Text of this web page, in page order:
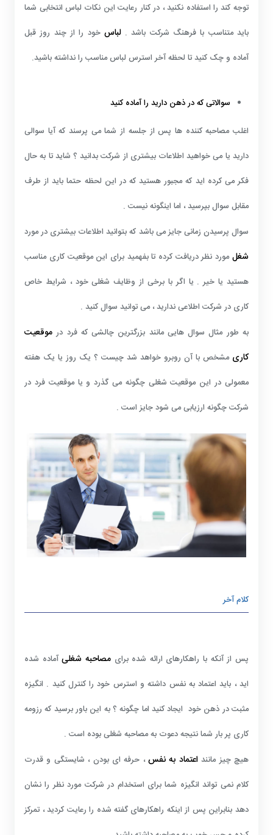
توجه کند را استفاده نکنید ، در کنار رعایت این نکات لباس انتخابی شما
باید متناسب با فرهنگ شرکت باشد .لباسخود را از چند روز قبل
آماده و چک کنید تا لحظه آخر استرس لباس مناسب را نداشته باشید.
سوالاتی که در ذهن دارید را آماده کنید
اغلب مصاحبه کننده ها پس از جلسه از شما می پرسند که آیا سوالی
دارید یا می خواهید اطلاعات بیشتری از شرکت بدانید ؟ شاید تا به حال
فکر می کرده اید که مجبور هستید که در این لحظه حتما باید از طرف
مقابل سوال بپرسید ، اما اینگونه نیست .
سوال پرسیدن زمانی جایز می باشد که بتوانید اطلاعات بیشتری در مورد
شغلمورد نظر دریافت کرده تا بفهمید برای این موقعیت کاری مناسب
هستید یا خیر . یا اگر با برخی از وظایف شغلی خود ، شرایط خاص
کاری در شرکت اطلاعی ندارید ، می توانید سوال کنید .
به طور مثال سوال هایی مانند بزرگترین چالشی که فرد در موقعیت
کاری مشخص با آن روبرو خواهد شد چیست ؟ یک روز یا یک هفته
معمولی در این موقعیت شغلی چگونه می گذرد و یا موقعیت فرد در
شرکت چگونه ارزیابی می شود جایز است .
کلام آخر
پس از آنکه با راهکارهای ارائه شده برایمصاحبه شغلیآماده شده
اید ، باید اعتماد به نفس داشته و استرس خود را کنترل کنید . انگیزه
مثبت در ذهن خود ایجاد کنید اما چگونه ؟ به این باور برسید که رزومه
کاری پر بار شما نتیجه دعوت به مصاحبه شغلی بوده است .
هیچ چیز ماننداعتماد به نفس، حرفه ای بودن ، شایستگی و قدرت
کلام نمی تواند انگیزه شما برای استخدام در شرکت مورد نظر را نشان
دهد بنابراین پس از اینکه راهکارهای گفته شده را رعایت کردید ، تمرکز